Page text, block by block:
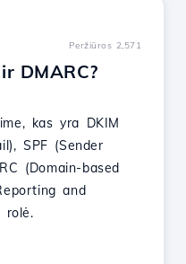
Peržiūros 2,571
DMARC?
kas yra DKIM
SPF (Sender
(Domain-based
and
rolė.